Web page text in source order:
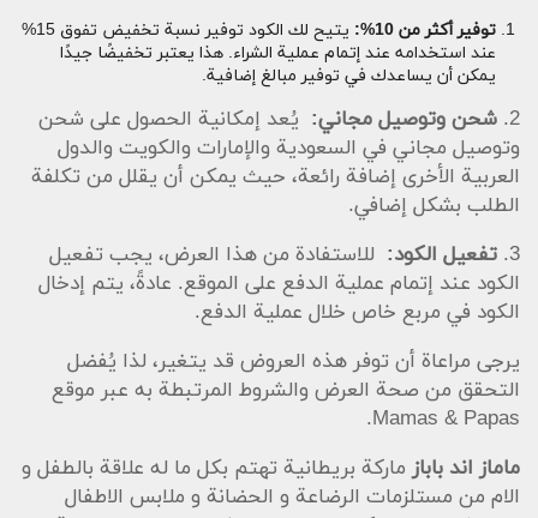
توفير أكثر من 10%:
يتيح لك الكود توفير نسبة تخفيض تفوق 15%
عند استخدامه عند إتمام عملية الشراء. هذا يعتبر تخفيضًا جيدًا
يمكن أن يساعدك في توفير مبالغ إضافية.
2. شحن وتوصيل مجاني: يُعد إمكانية الحصول على شحن
وتوصيل مجاني في السعودية والإمارات والكويت والدول
العربية الأخرى إضافة رائعة، حيث يمكن أن يقلل من تكلفة
الطلب بشكل إضافي.
3. تفعيل الكود: للاستفادة من هذا العرض، يجب تفعيل
الكود عند إتمام عملية الدفع على الموقع. عادةً، يتم إدخال
الكود في مربع خاص خلال عملية الدفع.
يرجى مراعاة أن توفر هذه العروض قد يتغير، لذا يُفضل
التحقق من صحة العرض والشروط المرتبطة به عبر موقع
Mamas & Papas.
ماماز اند بابازماركة بريطانية تهتم بكل ما له علاقة بالطفل و
الام من مستلزمات الرضاعة و الحضانة و ملابس الاطفال